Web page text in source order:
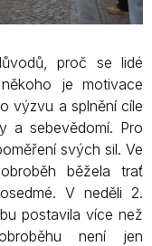
proč se lidé
je motivace
výzvu a splnění cíle
a sebevědomí. Pro
svých sil. Ve
běžela trať
V neděli 2.
postavila více než
není jen